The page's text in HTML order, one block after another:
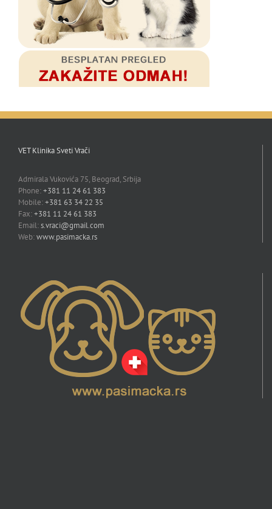
VET Klinika Sveti Vrači
Admirala Vukovića 75, Beograd, Srbija
Phone:+381 11 24 61 383
Mobile:+381 63 34 22 35
Fax:+381 11 24 61 383
Email:s.vraci@gmail.com
Web:www.pasimacka.rs